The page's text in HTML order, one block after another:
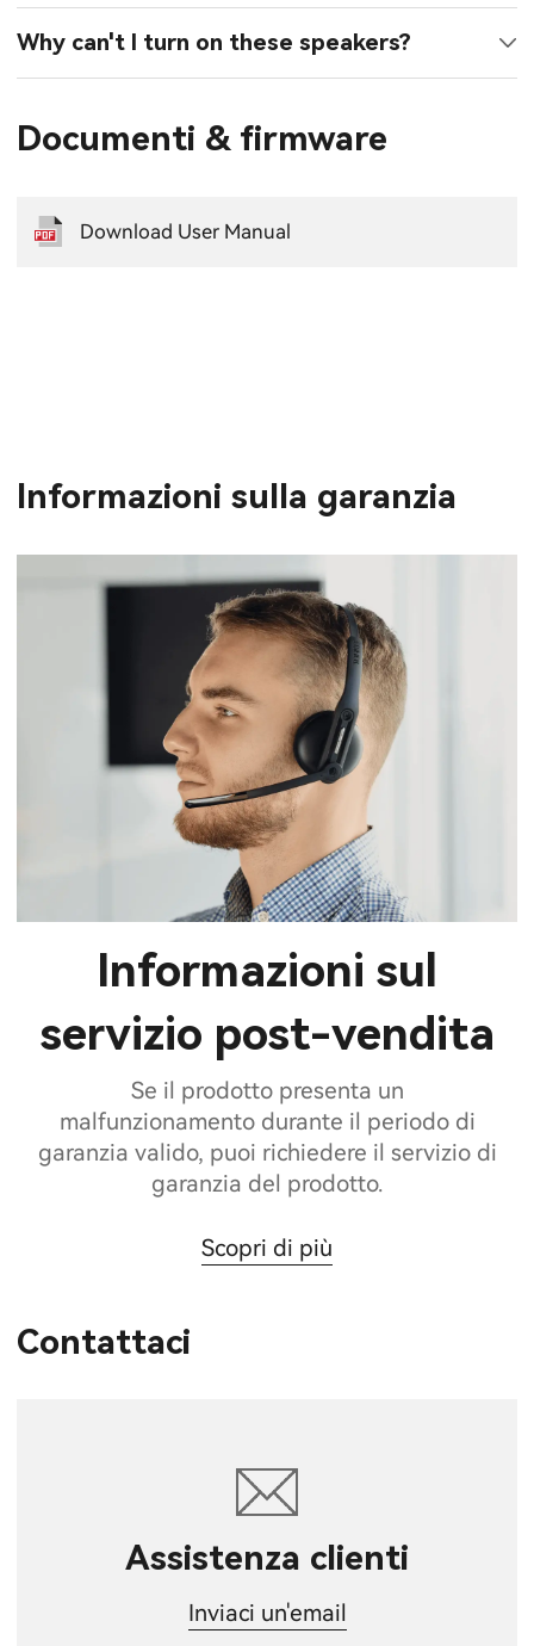
Why can't I turn on these speakers?
Documenti & firmware
Download User Manual
Informazioni sulla garanzia
Informazioni sul
servizio post-vendita
Se il prodotto presenta un
malfunzionamento durante il periodo di
garanzia valido, puoi richiedere il servizio di
garanzia del prodotto.
Scopri di più
Contattaci
Assistenza clienti
Inviaci un'email